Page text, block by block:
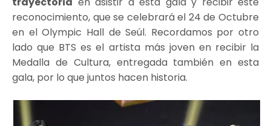
reconocimiento, que se celebrará el 24 de Octubre
en el Olympic Hall de Seúl. Recordamos por otro
lado que BTS es el artista más joven en recibir la
Medalla de Cultura, entregada también en esta
gala, por lo que juntos hacen historia.